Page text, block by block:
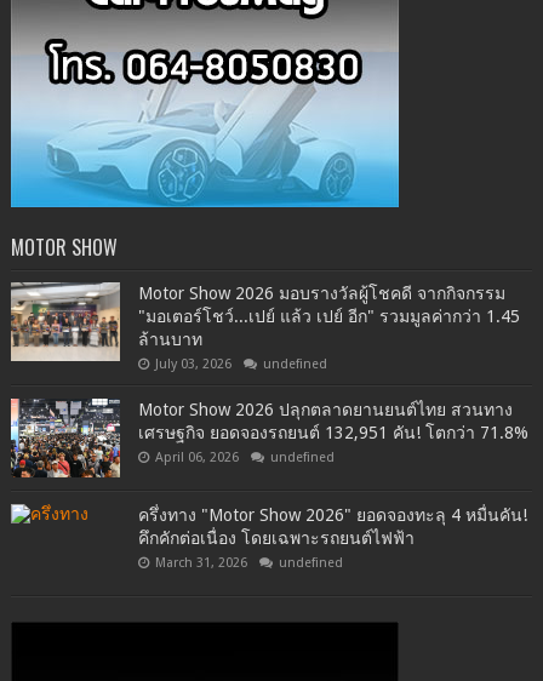
MOTOR SHOW
Motor Show 2026 มอบรางวัลผู้โชคดี จากกิจกรรม
"มอเตอร์โชว์...เปย์ แล้ว เปย์ อีก" รวมมูลค่ากว่า 1.45
ล้านบาท
July 03, 2026 undefined
Motor Show 2026 ปลุกตลาดยานยนต์ไทย สวนทาง
เศรษฐกิจ ยอดจองรถยนต์ 132,951 คัน! โตกว่า 71.8%
April 06, 2026 undefined
ครึ่งทาง "Motor Show 2026" ยอดจองทะลุ 4 หมื่นคัน!
คึกคักต่อเนื่อง โดยเฉพาะรถยนต์ไฟฟ้า
March 31, 2026 undefined